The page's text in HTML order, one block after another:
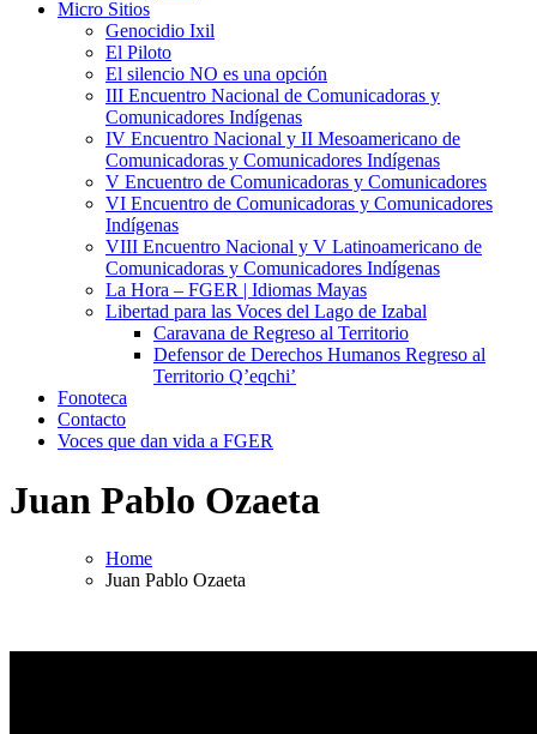
Micro Sitios
Genocidio Ixil
El Piloto
El silencio NO es una opción
III Encuentro Nacional de Comunicadoras y
Comunicadores Indígenas
IV Encuentro Nacional y II Mesoamericano de
Comunicadoras y Comunicadores Indígenas
V Encuentro de Comunicadoras y Comunicadores
VI Encuentro de Comunicadoras y Comunicadores
Indígenas
VIII Encuentro Nacional y V Latinoamericano de
Comunicadoras y Comunicadores Indígenas
La Hora – FGER | Idiomas Mayas
Libertad para las Voces del Lago de Izabal
Caravana de Regreso al Territorio
Defensor de Derechos Humanos Regreso al
Territorio Q’eqchi’
Fonoteca
Contacto
Voces que dan vida a FGER
Juan Pablo Ozaeta
Home
Juan Pablo Ozaeta